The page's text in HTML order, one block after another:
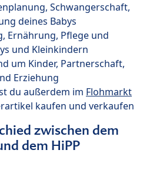
Schwangerschaft,
deines Babys
Ernährung, Pflege und
und Kleinkindern
um Kinder, Partnerschaft,
Erziehung
du außerdem im Flohmarkt
kaufen und verkaufen
zwischen dem
dem HiPP